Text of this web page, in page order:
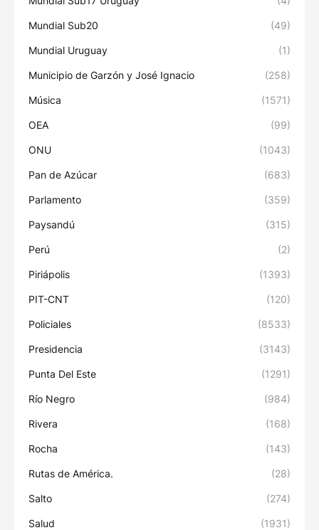
Mundial Sub20 (49)
Mundial Uruguay (1)
Municipio de Garzón y José Ignacio (258)
Música (1571)
OEA (99)
ONU (1043)
Pan de Azúcar (683)
Parlamento (359)
Paysandú (315)
Perú (2)
Piriápolis (1393)
PIT-CNT (120)
Policiales (8533)
Presidencia (3143)
Punta Del Este (1291)
Río Negro (984)
Rivera (168)
Rocha (143)
Rutas de América. (28)
Salto (274)
Salud (1931)